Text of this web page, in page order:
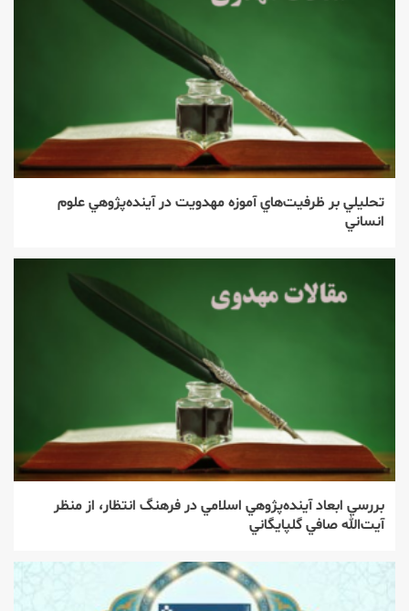
تحليلي بر ظرفيت‌هاي آموزه مهدويت در آينده‌پژوهي علوم
انساني
بررسي ابعاد آينده‌پژوهي اسلامي در فرهنگ انتظار، از منظر
آيت‌الله صافي گلپايگاني